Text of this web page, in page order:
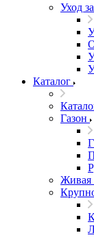
Уход
Каталог
Газон
Живая